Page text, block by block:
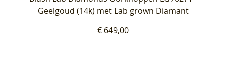
Geelgoud (14k) met Lab grown Diamant
Prijs
€ 649,00